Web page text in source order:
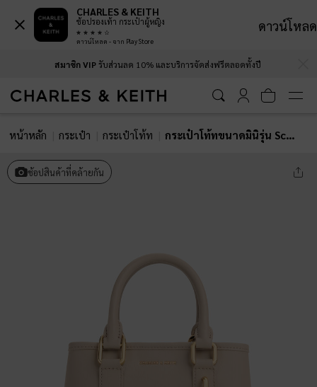
สมาชิก VIPรับส่วนลด 10% และบริการจัดส่งฟรีตลอดทั้งปี
หน้าหลัก กระเป๋า กระเป๋าโท้ท กระเป๋าโท้ทขนาดมินิรุ่น Scottie
ช้อปสินค้าที่คล้ายกัน
CHARLES & KEITH
ช้อปรองเท้า กระเป๋าผู้หญิง
ดาวน์โหลด - จาก Play Store
ดาวน์โหลด